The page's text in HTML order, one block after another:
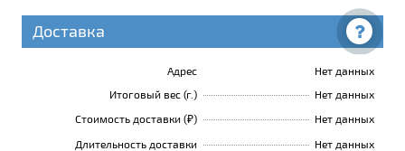
Доставка
Адрес
Нет данных
Итоговый вес (г.)
Нет данных
Стоимость доставки (₽)
Нет данных
Длительность доставки
Нет данных